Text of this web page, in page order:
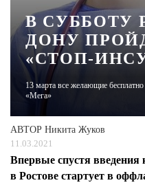
В СУББОТУ
ДОНУ
«СТОП-
13 марта все желающие
«Мега»
АВТОР Никита Жуков
11.03.2021
Впервые спустя введения
в Ростове стартует в